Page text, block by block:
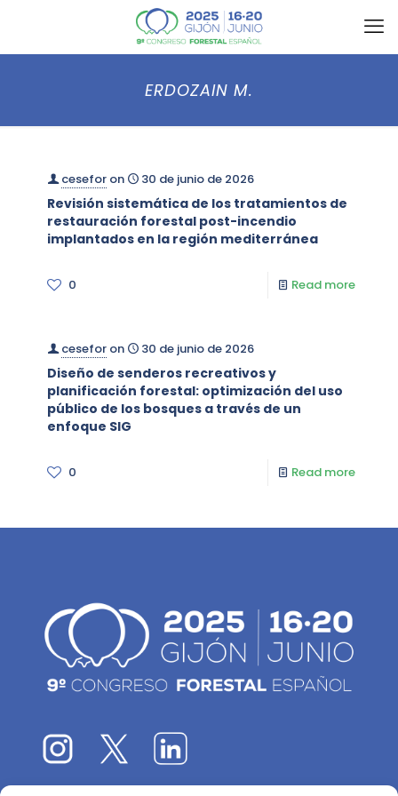
ERDOZAIN M.
cesefor on 30 de junio de 2026
Revisión sistemática de los tratamientos de
restauración forestal post-incendio
implantados en la región mediterránea
0 Read more
cesefor on 30 de junio de 2026
Diseño de senderos recreativos y
planificación forestal: optimización del uso
público de los bosques a través de un
enfoque SIG
0 Read more